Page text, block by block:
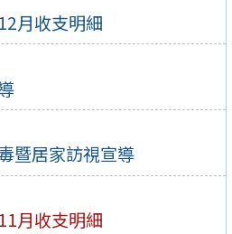
月收支明細
暨居家訪視宣導
月收支明細